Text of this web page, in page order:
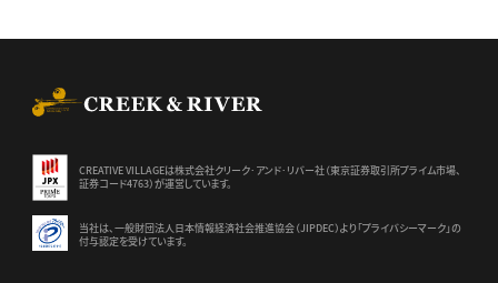
CREATIVE VILLAGEは株式会社クリーク･アンド･リバー社（東京証券取引所プライム市場、
証券コード4763）が運営しています。
当社は、一般財団法人日本情報経済社会推進協会（JIPDEC）より 「プライバシーマーク」の
付与認定を受けています。